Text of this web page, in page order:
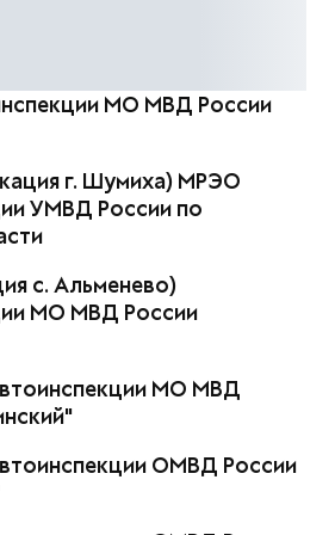
МО МВД России
г. Шумиха) МРЭО
УМВД России по
с. Альменево)
МО МВД России
МО МВД
ОМВД России